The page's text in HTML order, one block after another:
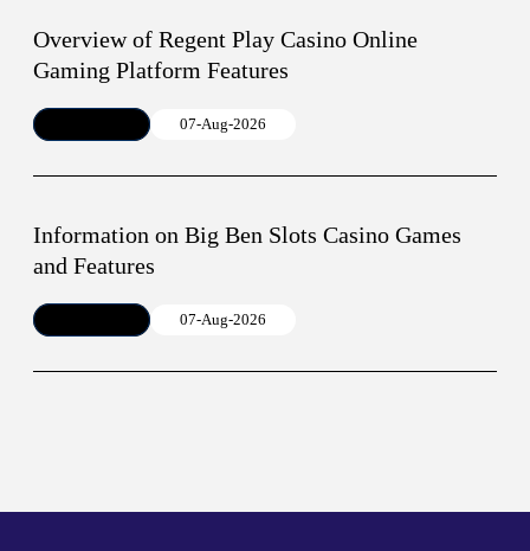
Overview of Regent Play Casino Online
Gaming Platform Features
07-Aug-2026
Information on Big Ben Slots Casino Games
and Features
07-Aug-2026